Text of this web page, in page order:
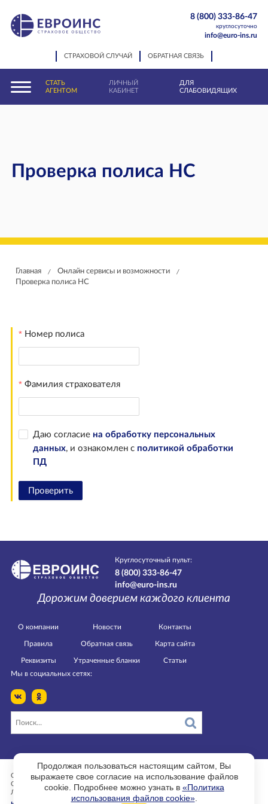
СТРАХОВОЙ СЛУЧАЙ ОБРАТНАЯ СВЯЗЬ
8 (800) 333-86-47
круглосуточно
info@euro-ins.ru
СТАТЬ
АГЕНТОМ
ЛИЧНЫЙ
КАБИНЕТ
ДЛЯ
СЛАБОВИДЯЩИХ
Проверка полиса НС
Главная / Онлайн сервисы и возможности /
Проверка полиса НС
Номер полиса
Фамилия страхователя
Даю согласие на обработку персональных
данных, и ознакомлен с политикой обработки
ПД
Проверить
Круглосуточный пульт:
8 (800) 333-86-47
info@euro-ins.ru
Дорожим доверием каждого клиента
О компании
Правила
Реквизиты
Новости
Обратная связь
Утраченные бланки
Контакты
Карта сайта
Статьи
Мы в социальных сетях:
Страница изменена 27.11.2024 в 12:31.
ООО РСО «ЕВРОИНС».
Лицензии ЦБ РФ СЛ № 3954, СИ № 3954, ОС № 3954-03, ПС № 3954
Продолжая пользоваться настоящим сайтом, Вы
выражаете свое согласие на использование файлов
cookie. Подробнее можно узнать в «Политика
использования файлов cookie».